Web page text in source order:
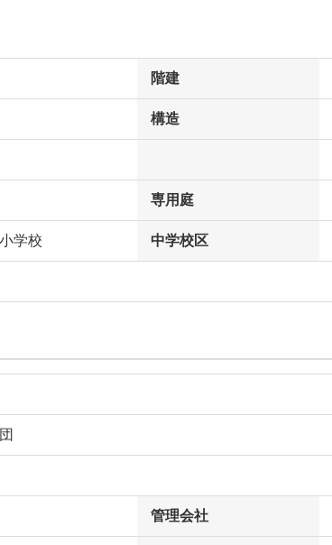
階建
構造
専用庭
学校 中学校区
管理会社